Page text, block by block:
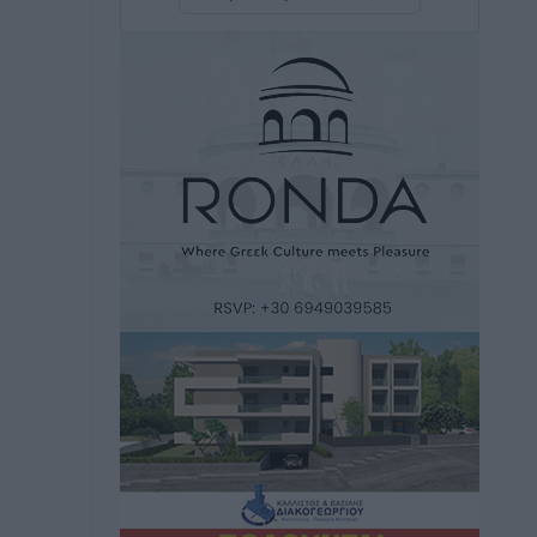
Νέο ξενοδοχείο στη Ρόδο για την H
Hotels – Χατζηλαζάρου – Προχωρά
Τοπικές Ειδήσεις πριν 11 ώρες
Αυτοκίνητο μπήκε παράνομα σε
Αναποδογύρισε όχημα με μητέρα και
Τοπικές Ειδήσεις πριν 11 ώρες
“Η Ευρώπη αντιμετώπιζε το
προσφυγικό σαν ταινία τρόμου” – Η
συγκλονιστική μαρτυρία της Χαρούλας
Γιασιράνη στον RV για τα γεγονότα που